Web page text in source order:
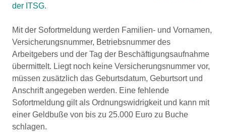
der ITSG.
Mit der Sofortmeldung werden Familien- und Vornamen,
Versicherungsnummer, Betriebsnummer des
Arbeitgebers und der Tag der Beschäftigungsaufnahme
übermittelt. Liegt noch keine Versicherungsnummer vor,
müssen zusätzlich das Geburtsdatum, Geburtsort und
Anschrift angegeben werden. Eine fehlende
Sofortmeldung gilt als Ordnungswidrigkeit und kann mit
einer Geldbuße von bis zu 25.000 Euro zu Buche
schlagen.